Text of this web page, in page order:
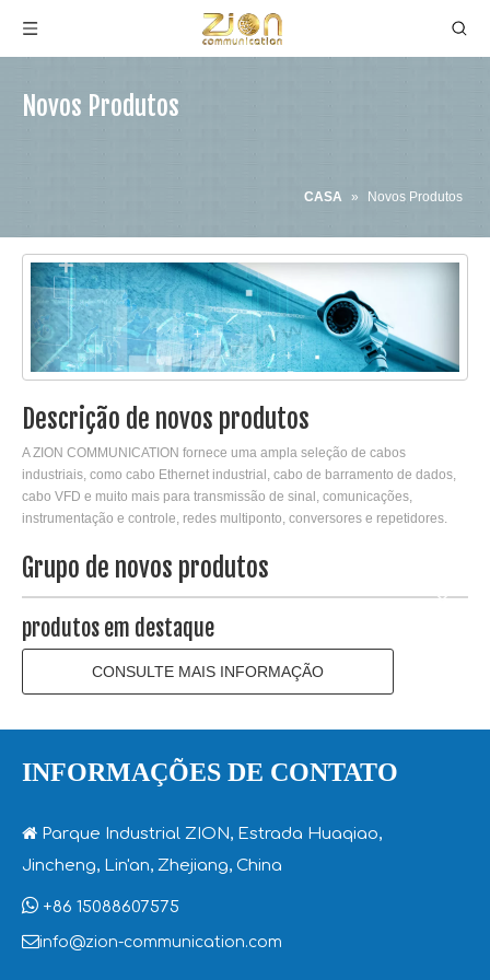
Novos Produtos
CASA » Novos Produtos
Descrição de novos produtos
A ZION COMMUNICATION fornece uma ampla seleção de cabos
industriais, como cabo Ethernet industrial, cabo de barramento de dados,
cabo VFD e muito mais para transmissão de sinal, comunicações,
instrumentação e controle, redes multiponto, conversores e repetidores.
Grupo de novos produtos
produtos em destaque
CONSULTE MAIS INFORMAÇÃO
INFORMAÇÕES DE CONTATO
 Parque Industrial ZION, Estrada Huaqiao,
Jincheng, Lin'an, Zhejiang, China
 +86 15088607575
info@zion-communication.com